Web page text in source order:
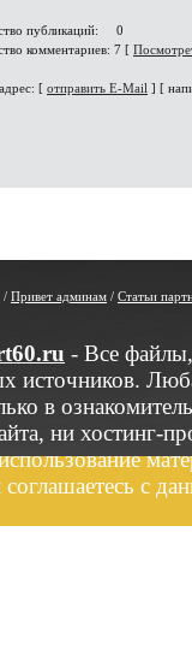
публикаций: 0
комментариев: 7 [
[ отправить E-Mail ] [
/ Привет админам / Статьи
- Все
источников.
в
ни хостинг-
с